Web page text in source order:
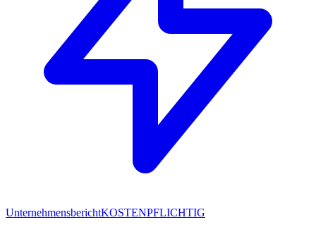
UnternehmensberichtKOSTENPFLICHTIG